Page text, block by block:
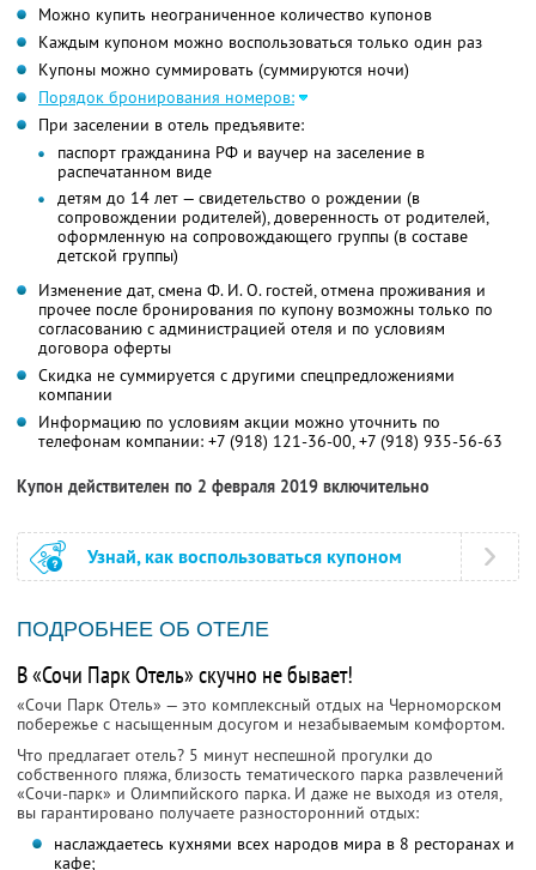
Можно купить неограниченное количество купонов
Каждым купоном можно воспользоваться только один раз
Купоны можно суммировать (суммируются ночи)
Порядок бронирования номеров:
При заселении в отель предъявите:
паспорт гражданина РФ и ваучер на заселение в
распечатанном виде
детям до 14 лет — свидетельство о рождении (в
сопровождении родителей), доверенность от родителей,
оформленную на сопровождающего группы (в составе
детской группы)
Изменение дат, смена Ф. И. О. гостей, отмена проживания и
прочее после бронирования по купону возможны только по
согласованию с администрацией отеля и по условиям
договора оферты
Скидка не суммируется с другими спецпредложениями
компании
Информацию по условиям акции можно уточнить по
телефонам компании: +7 (918) 121-36-00,+7 (918) 935-56-63
Купон действителен по 2 февраля 2019 включительно
Узнай, как воспользоваться купоном
ПОДРОБНЕЕ ОБ ОТЕЛЕ
В «Сочи Парк Отель» скучно не бывает!
«Сочи Парк Отель» — это комплексный отдых на Черноморском
побережье с насыщенным досугом и незабываемым комфортом.
Что предлагает отель? 5 минут неспешной прогулки до
собственного пляжа, близость тематического парка развлечений
«Сочи-парк» и Олимпийского парка. И даже не выходя из отеля,
вы гарантировано получаете разносторонний отдых:
наслаждаетесь кухнями всех народов мира в 8 ресторанах и
кафе;